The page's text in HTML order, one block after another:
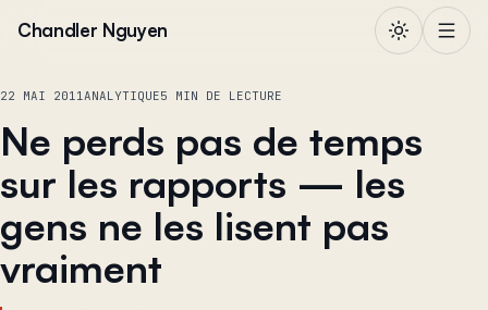
Chandler Nguyen
22 MAI 2011ANALYTIQUE5 MIN DE LECTURE
Ne perds pas de temps
sur les rapports — les
gens ne les lisent pas
vraiment